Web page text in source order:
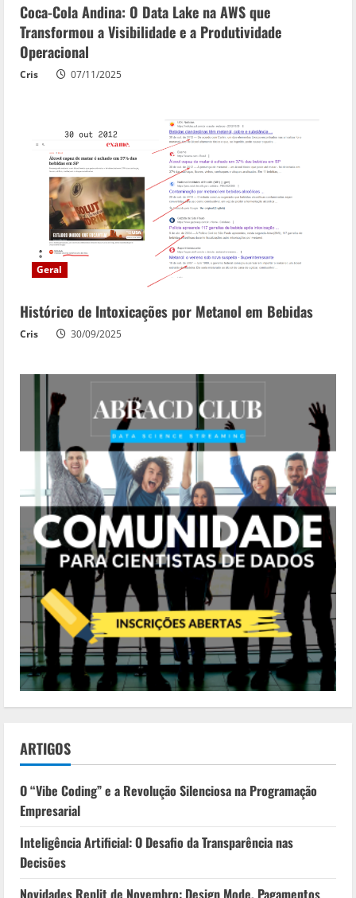
Coca-Cola Andina: O Data Lake na AWS que
Transformou a Visibilidade e a Produtividade
Operacional
Cris 07/11/2025
Geral
Histórico de Intoxicações por Metanol em Bebidas
Cris 30/09/2025
ARTIGOS
O “Vibe Coding” e a Revolução Silenciosa na Programação
Empresarial
Inteligência Artificial: O Desafio da Transparência nas
Decisões
Novidades Replit de Novembro: Design Mode, Pagamentos